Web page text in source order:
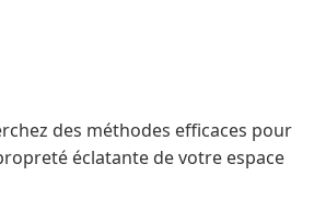
des méthodes efficaces pour
éclatante de votre espace